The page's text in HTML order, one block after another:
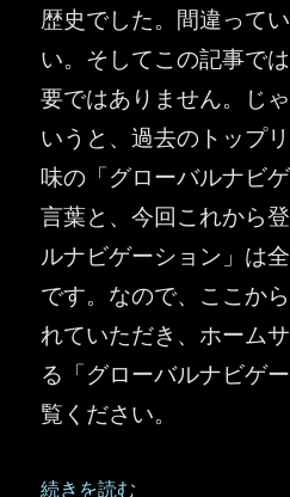
歴史でした。間違って
い。そしてこの記事で
要ではありません。じ
いうと、過去のトップ
味の「グローバルナビ
言葉と、今回これから
ルナビゲーション」は
です。なので、ここか
れていただき、ホーム
る「グローバルナビゲ
覧ください。
“SharePoint ：アプリバー
続きを読む